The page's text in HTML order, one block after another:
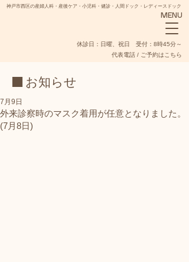
NADESHIKO
​休診日：日曜、祝日 受付：8時45分～
代表電話 / ご予約はこちら
MENU
神戸市西区の産婦人科・産後ケア・小児科・健診・人間ドック・レディースドック
■ お知らせ
外来診察時のマスク着用が任意となりました。
(7月8日)
7月9日